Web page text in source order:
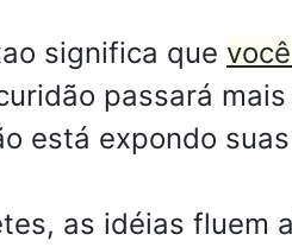
significa que
passará
está expondo
as idéias fluem